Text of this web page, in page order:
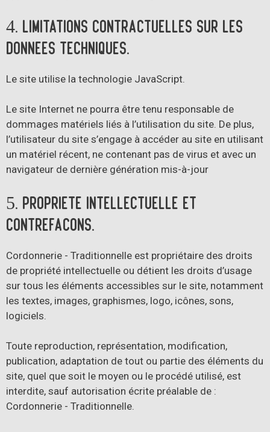
4. Limitations contractuelles sur les
données techniques.
Le site utilise la technologie JavaScript.
Le site Internet ne pourra être tenu responsable de
dommages matériels liés à l’utilisation du site. De plus,
l’utilisateur du site s’engage à accéder au site en utilisant
un matériel récent, ne contenant pas de virus et avec un
navigateur de dernière génération mis-à-jour
5. Propriété intellectuelle et
contrefaçons.
Cordonnerie - Traditionnelle est propriétaire des droits
de propriété intellectuelle ou détient les droits d’usage
sur tous les éléments accessibles sur le site, notamment
les textes, images, graphismes, logo, icônes, sons,
logiciels.
Toute reproduction, représentation, modification,
publication, adaptation de tout ou partie des éléments du
site, quel que soit le moyen ou le procédé utilisé, est
interdite, sauf autorisation écrite préalable de :
Cordonnerie - Traditionnelle.